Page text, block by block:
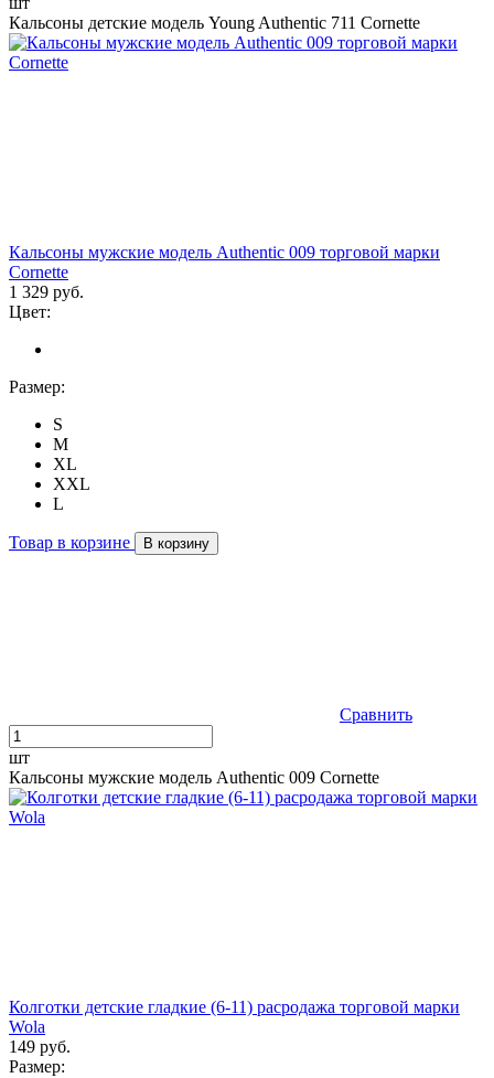
Кальсоны детские модель Young Authentic 711 Cornette
Кальсоны мужские модель Authentic 009 торговой марки
Cornette
1 329 руб.
Цвет:
Размер:
S
M
XL
XXL
L
Товар в корзине В корзину
Сравнить
шт
Кальсоны мужские модель Authentic 009 Cornette
Колготки детские гладкие (6-11) расродажа торговой марки
Wola
149 руб.
Размер: